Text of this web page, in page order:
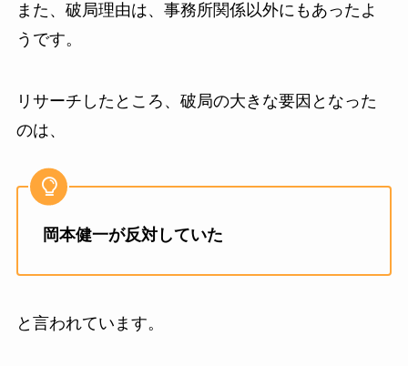
また、破局理由は、事務所関係以外にもあったよ
うです。
リサーチしたところ、破局の大きな要因となった
のは、
岡本健一が反対していた
と言われています。